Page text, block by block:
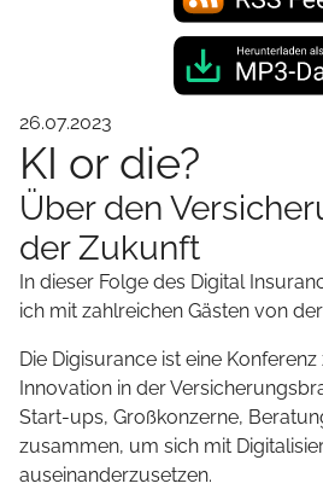
26.07.2023
KI or die?
Über den
der Zukunft
In dieser Folge des Digital
ich mit zahlreichen Gästen von
Die Digisurance ist eine
Innovation in der
Start-ups, Großkonzerne,
zusammen, um sich mit
auseinanderzusetzen.